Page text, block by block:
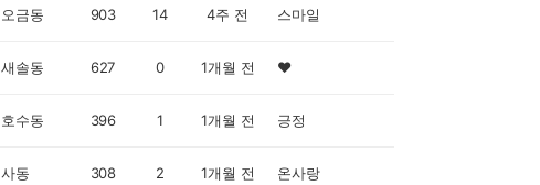
오금동 903 14 4주 전 스마일
새솔동 627 0 1개월 전 ♥️
호수동 396 1 1개월 전 긍정
사동 308 2 1개월 전 온사랑